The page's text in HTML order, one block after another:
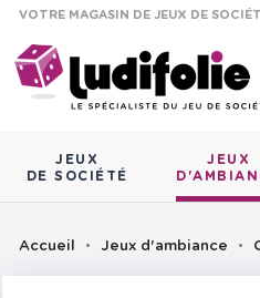
VOTRE MAGASIN DE JEUX DE
JEUX
DE SOCIÉTÉ
JEUX
Accueil Jeux d'ambiance